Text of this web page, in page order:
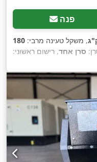
פנה
, משקל טעינה מרבי: 180
סרן אחד, רישום ראשוני:
שעות עבודה:2,737 h
, ציוד:רישום רכב, רמת רעש